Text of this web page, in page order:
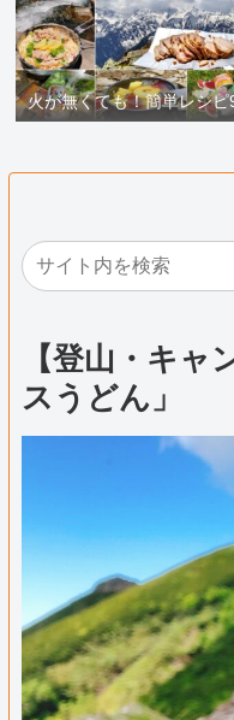
火が無くても！簡単レシピ
【登山・キ
スうどん」